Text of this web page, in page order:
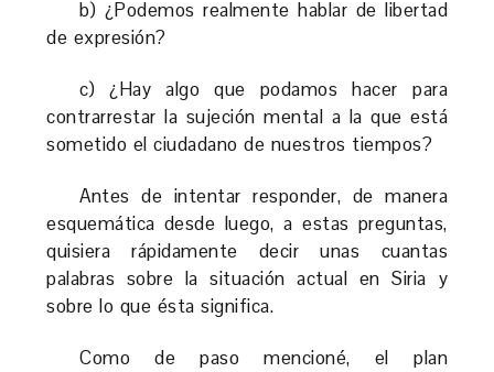
b) ¿Podemos realmente hablar de libertad
de expresión?
c) ¿Hay algo que podamos hacer para
contrarrestar la sujeción mental a la que está
sometido el ciudadano de nuestros tiempos?
Antes de intentar responder, de manera
esquemática desde luego, a estas preguntas,
quisiera rápidamente decir unas cuantas
palabras sobre la situación actual en Siria y
sobre lo que ésta significa.
Como de paso mencioné, el plan